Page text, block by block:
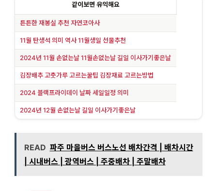
같이보면 유익해요
튼튼한 재봉실 추천 자연코아사
11월 탄생석 의미 역사 11월생일 선물추천
2024년 11월 손없는날 11월손없는날 길일 이사가기좋은날
김장배추 고춧가루 고르는꿀팁 김장재료 고르는방법
2024 블랙프라이데이 날짜 세일일정 의미
2024년 12월 손없는날 길일 이사가기좋은날
READ 파주 마을버스 버스노선 배차간격 | 배차시간
| 시내버스 | 광역버스 | 주중배차 | 주말배차